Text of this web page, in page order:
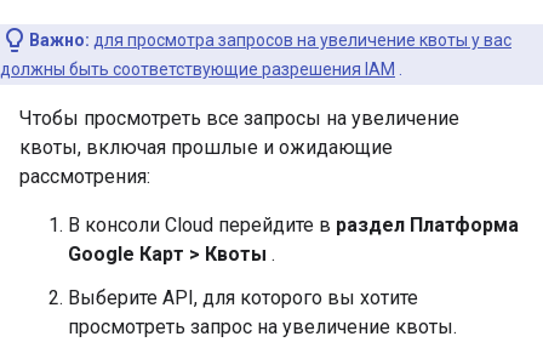
Важно: для просмотра запросов на увеличение квоты у вас
должны быть соответствующие разрешения IAM
Чтобы просмотреть все запросы на увеличение
квоты, включая прошлые и ожидающие
рассмотрения:
В консоли Cloud перейдите в раздел Платформа
Google Карт > Квоты .
Выберите API, для которого вы хотите
просмотреть запрос на увеличение квоты.